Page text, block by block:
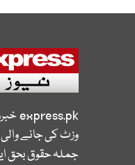
express.pk
وزٹ کی جانے
جملہ حقوق بحق